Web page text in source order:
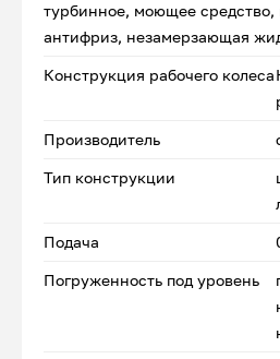
турбинное, моющее
антифриз, незамерзающая
Конструкция рабочего колеса
Производитель
Тип конструкции
Подача
Погруженность под уровень